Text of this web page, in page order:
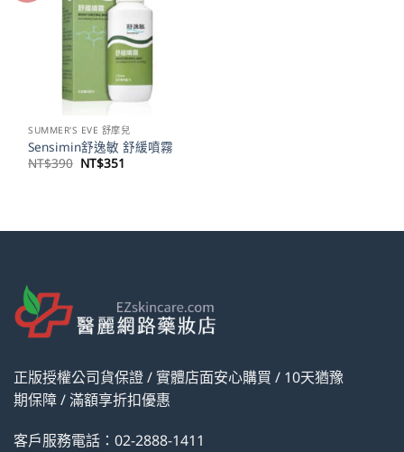
SUMMER'S EVE 舒摩兒
Sensimin舒逸敏 舒緩噴霧
NT$390 原
NT$351
正版授權公司貨保證 / 實體店面安心購買 / 10天猶豫
期保障 / 滿額享折扣優惠
客戶服務電話：02-2888-1411